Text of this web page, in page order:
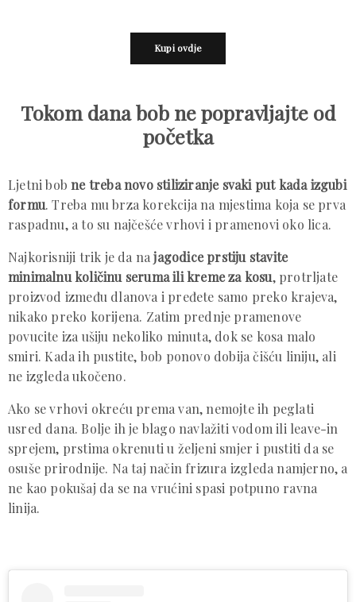
Kupi ovdje
Tokom dana bob ne popravljajte od
početka
Ljetni bobne treba novo stiliziranje svaki put kada izgubi
formu. Treba mu brza korekcija na mjestima koja se prva
raspadnu, a to su najčešće vrhovi i pramenovi oko lica.
Najkorisniji trik je da najagodice prstiju stavite
minimalnu količinu seruma ili kreme za kosu, protrljate
proizvod između dlanova i pređete samo preko krajeva,
nikako preko korijena. Zatim prednje pramenove
povucite iza ušiju nekoliko minuta, dok se kosa malo
smiri. Kada ih pustite, bob ponovo dobija čišću liniju, ali
ne izgleda ukočeno.
Ako se vrhovi okreću prema van, nemojte ih peglati
usred dana. Bolje ih je blago navlažiti vodom ili leave-in
sprejem, prstima okrenuti u željeni smjer i pustiti da se
osuše prirodnije. Na taj način frizura izgleda namjerno, a
ne kao pokušaj da se na vrućini spasi potpuno ravna
linija.